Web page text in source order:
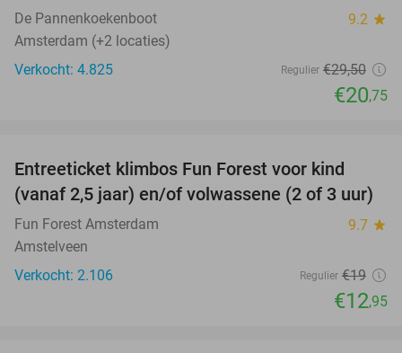
De Pannenkoekenboot 9.2 star
Amsterdam (+2 locaties)
Verkocht: 4.825
Regulier €29,50
€20,75
Entreeticket klimbos Fun Forest voor kind
(vanaf 2,5 jaar) en/of volwassene (2 of 3 uur)
Fun Forest Amsterdam 9.7 star
Amstelveen
Verkocht: 2.106
Regulier €19
€12,95